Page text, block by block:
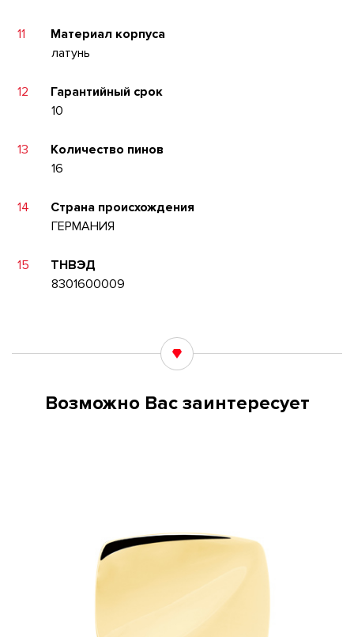
11
Материал корпуса
латунь
12
Гарантийный срок
10
13
Количество пинов
16
14
Страна происхождения
ГЕРМАНИЯ
15
ТНВЭД
8301600009
Возможно Вас заинтересует